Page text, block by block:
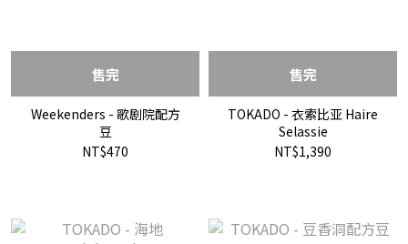
售完
Weekenders - 歌剧院配方
豆
NT$470
售完
TOKADO - 衣索比亚 Haire
Selassie
NT$1,390